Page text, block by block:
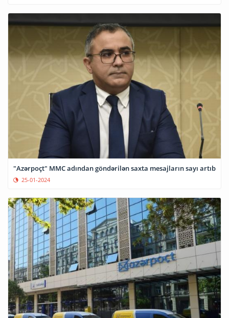
"Azərpoçt" MMC adından göndərilən saxta mesajların sayı artıb
25-01-2024